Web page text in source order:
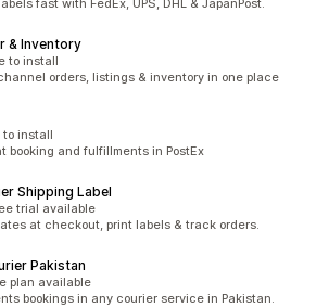
fast with FedEx, UPS, DHL & JapanPost.
& Inventory
43
to install
orders, listings & inventory in one place
16
to install
booking and fulfillments in PostEx
Shipping Label
614
trial available
at checkout, print labels & track orders.
Pakistan
40
plan available
bookings in any courier service in Pakistan.